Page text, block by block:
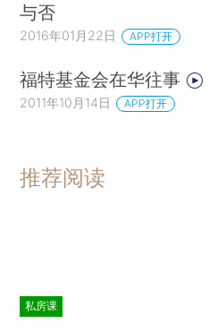
与否
2016年01月22日 APP打开
福特基金会在华往事
2011年10月14日 APP打开
推荐阅读
私房课